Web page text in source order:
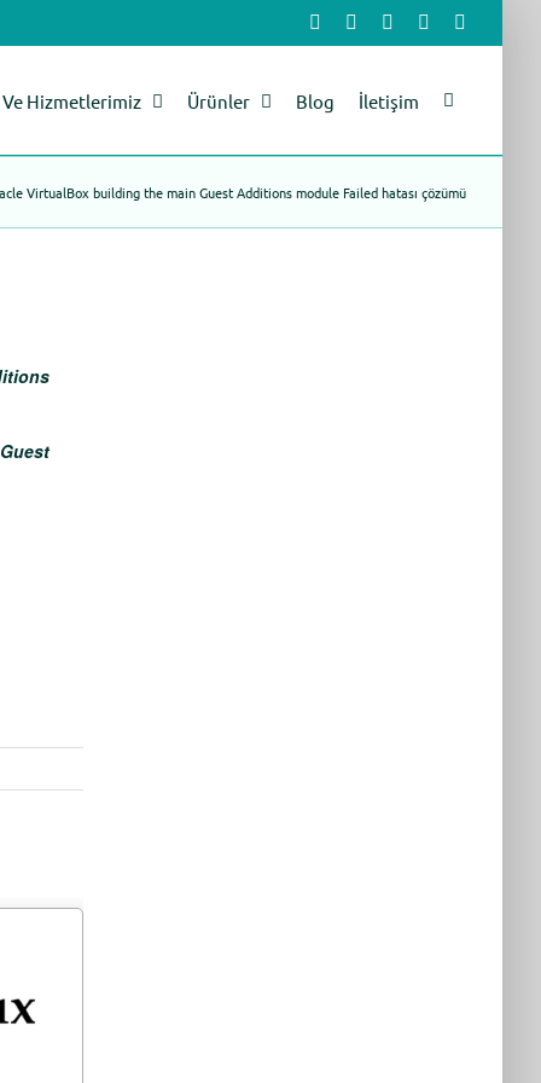
Facebook LinkedInYouTube
Hizmetlerimiz Ürünler Blog İletişim
VirtualBox building the main Guest Additions module Failed hatası çözümü
Guest